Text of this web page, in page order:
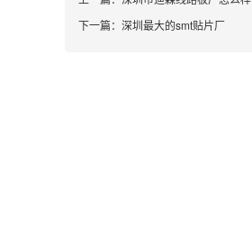
下一篇： 深圳最大的smt贴片厂